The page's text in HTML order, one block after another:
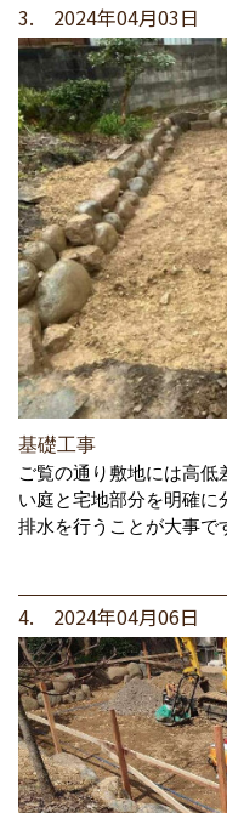
3. 2024年04月03日
基礎工事
ご覧の通り敷地には高
い庭と宅地部分を明確
排水を行うことが大事で
4. 2024年04月06日